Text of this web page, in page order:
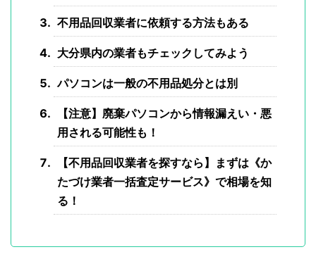
不用品回収業者に依頼する方法もある
大分県内の業者もチェックしてみよう
パソコンは一般の不用品処分とは別
【注意】廃棄パソコンから情報漏えい・悪
用される可能性も！
【不用品回収業者を探すなら】まずは《か
たづけ業者一括査定サービス》で相場を知
る！